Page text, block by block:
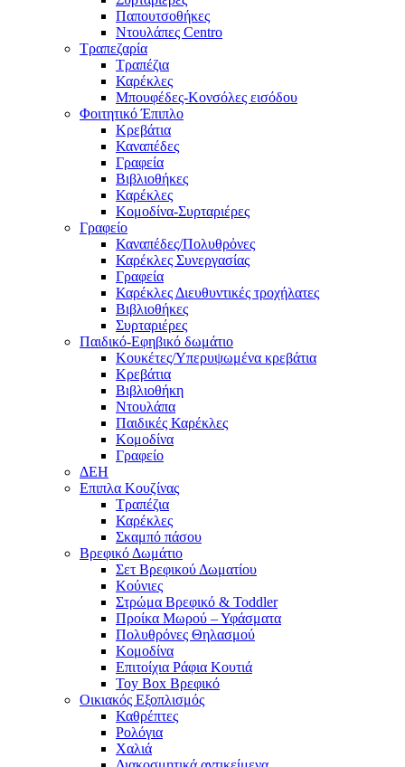
Παπουτσοθήκες
Ντουλάπες Centro
Τραπεζαρία
Τραπέζια
Καρέκλες
Μπουφέδες-Κονσόλες εισόδου
Φοιτητικό Έπιπλο
Κρεβάτια
Καναπέδες
Γραφεία
Βιβλιοθήκες
Καρέκλες
Κομοδίνα-Συρταριέρες
Γραφείο
Καναπέδες/Πολυθρὀνες
Καρέκλες Συνεργασίας
Γραφεία
Καρέκλες Διευθυντικές τροχήλατες
Βιβλιοθήκες
Συρταριέρες
Παιδικό-Εφηβικό δωμάτιο
Κουκέτες/Υπερυψωμένα κρεβάτια
Κρεβάτια
Βιβλιοθήκη
Ντουλάπα
Παιδικές Καρέκλες
Κομοδίνα
Γραφείο
ΔΕΗ
Επιπλα Κουζίνας
Τραπέζια
Καρέκλες
Σκαμπό πάσου
Βρεφικό Δωμάτιο
Σετ Βρεφικού Δωματίου
Κούνιες
Στρώμα Βρεφικό & Toddler
Προίκα Μωρού – Υφάσματα
Πολυθρόνες Θηλασμού
Κομοδίνα
Επιτοίχια Ράφια Κουτιά
Toy Box Βρεφικό
Οικιακός Εξοπλισμός
Καθρέπτες
Ρολόγια
Χαλιά